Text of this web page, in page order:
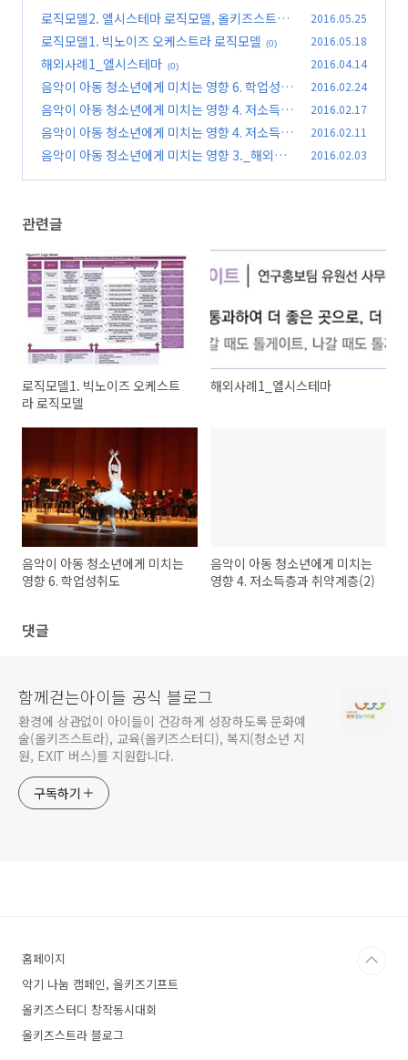
로직모델2. 엘시스테마 로직모델, 올키즈스트라
로직모델
(0)
2016.05.25
로직모델1. 빅노이즈 오케스트라 로직모델 (0) 2016.05.18
해외사례1_엘시스테마 (0) 2016.04.14
음악이 아동 청소년에게 미치는 영향 6. 학업성취
도 (0)
2016.02.24
음악이 아동 청소년에게 미치는 영향 4. 저소득층
과 취약계층(2) (0)
2016.02.17
음악이 아동 청소년에게 미치는 영향 4. 저소득층
과 취약계층(1) (0)
2016.02.11
음악이 아동 청소년에게 미치는 영향 3._해외연
2016.02.03
관련글
로직모델1. 빅노이즈 오케스트
라 로직모델
해외사례1_엘시스테마
음악이 아동 청소년에게 미치는
영향 6. 학업성취도
음악이 아동 청소년에게 미치는
영향 4. 저소득층과 취약계층(2)
댓글
함께걷는아이들 공식 블로그
환경에 상관없이 아이들이 건강하게 성장하도록 문화예
술(올키즈스트라), 교육(올키즈스터디), 복지(청소년 지
원, EXIT 버스)를 지원합니다.
구독하기
홈페이지
악기 나눔 캠페인, 올키즈기프트
올키즈스터디 창작동시대회
올키즈스트라 블로그